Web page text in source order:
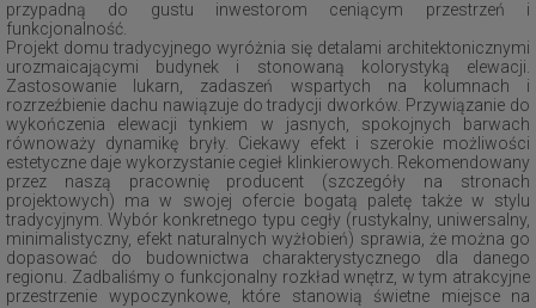
przypadną do gustu inwestorom ceniącym przestrzeń i
funkcjonalność.
Projekt domu tradycyjnego wyróżnia się detalami architektonicznymi
urozmaicającymi budynek i stonowaną kolorystyką elewacji.
Zastosowanie lukarn, zadaszeń wspartych na kolumnach i
rozrzeźbienie dachu nawiązuje do tradycji dworków. Przywiązanie do
wykończenia elewacji tynkiem w jasnych, spokojnych barwach
równoważy dynamikę bryły. Ciekawy efekt i szerokie możliwości
estetyczne daje wykorzystanie cegieł klinkierowych. Rekomendowany
przez naszą pracownię producent (szczegóły na stronach
projektowych) ma w swojej ofercie bogatą paletę także w stylu
tradycyjnym. Wybór konkretnego typu cegły (rustykalny, uniwersalny,
minimalistyczny, efekt naturalnych wyżłobień) sprawia, że można go
dopasować do budownictwa charakterystycznego dla danego
regionu. Zadbaliśmy o funkcjonalny rozkład wnętrz, w tym atrakcyjne
przestrzenie wypoczynkowe, które stanowią świetne miejsce na